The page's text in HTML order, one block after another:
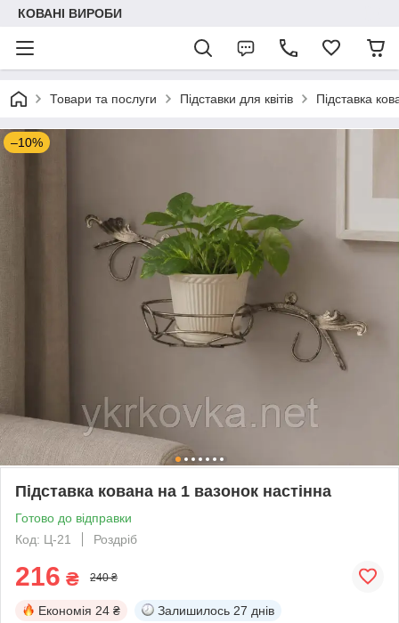
КОВАНІ ВИРОБИ
Товари та послуги Підставки для квітів Підставка
–10%
Підставка кована на 1 вазонок настінна
Готово до відправки
Код: Ц-21
Роздріб
216 ₴ 240 ₴
Економія 24 ₴ Залишилось 27 днів